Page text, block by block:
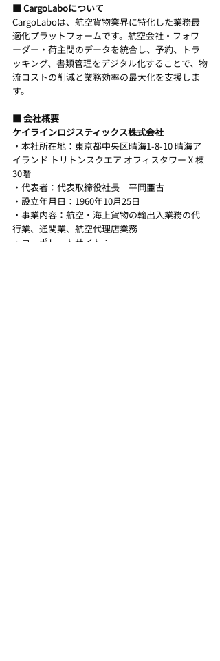
■ CargoLaboについて
CargoLaboは、航空貨物業界に特化した業務最
適化プラットフォームです。航空会社・フォワ
ーダー・荷主間のデータを統合し、予約、トラ
ッキング、書類管理をデジタル化することで、物
流コストの削減と業務効率の最大化を支援しま
す。
■ 会社概要
ケイラインロジスティックス株式会社
・本社所在地：東京都中央区晴海1-8-10 晴海ア
イランド トリトンスクエア オフィスタワーⅩ棟
30階
・代表者：代表取締役社長　平岡亜古
・設立年月日：1960年10月25日
・事業内容：航空・海上貨物の輸出入業務の代
行業、通関業、航空代理店業務
・コーポレートサイト：